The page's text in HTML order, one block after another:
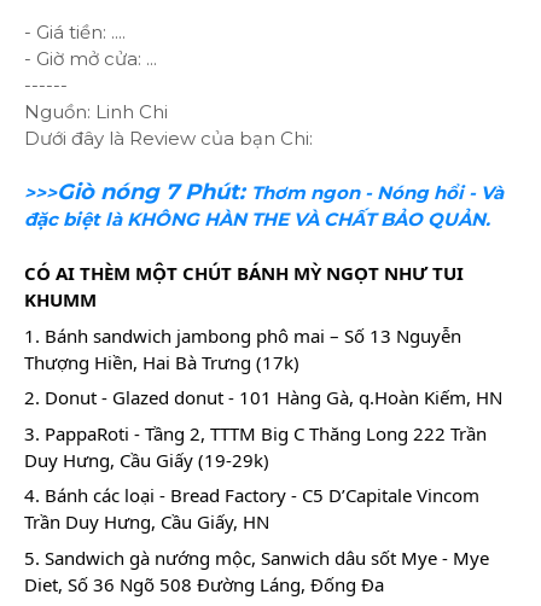
- Giá tiền: ....
- Giờ mở cửa: ...
------
Nguồn: Linh Chi
Dưới đây là Review của bạn Chi:
>>>Giò nóng 7 Phút: Thơm ngon - Nóng hổi - Và
đặc biệt là KHÔNG HÀN THE VÀ CHẤT BẢO QUẢN.
CÓ AI THÈM MỘT CHÚT BÁNH MỲ NGỌT NHƯ TUI
KHUMM
1. Bánh sandwich jambong phô mai – Số 13 Nguyễn
Thượng Hiền, Hai Bà Trưng (17k)
2. Donut - Glazed donut - 101 Hàng Gà, q.Hoàn Kiếm, HN
3. PappaRoti - Tầng 2, TTTM Big C Thăng Long 222 Trần
Duy Hưng, Cầu Giấy (19-29k)
4. Bánh các loại - Bread Factory - C5 D’Capitale Vincom
Trần Duy Hưng, Cầu Giấy, HN
5. Sandwich gà nướng mộc, Sanwich dâu sốt Mye - Mye
Diet, Số 36 Ngõ 508 Đường Láng, Đống Đa